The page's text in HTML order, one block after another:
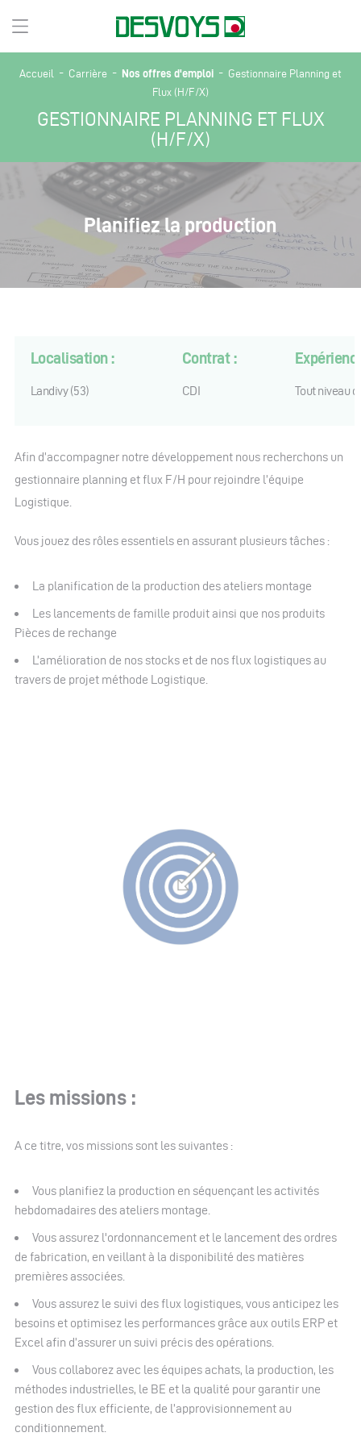
Accueil - Carrière - Nos offres d'emploi - Gestionnaire Planning et
Flux (H/F/X)
GESTIONNAIRE PLANNING ET FLUX
(H/F/X)
Planifiez la production
Localisation :
Landivy (53)
Contrat :
CDI Tout niveau
Afin d’accompagner notre développement nous recherchons un
gestionnaire planning et flux F/H pour rejoindre l’équipe
Logistique.
Vous jouez des rôles essentiels en assurant plusieurs tâches :
La planification de la production des ateliers montage
Les lancements de famille produit ainsi que nos produits
Pièces de rechange
L’amélioration de nos stocks et de nos flux logistiques au
travers de projet méthode Logistique.
Les missions :
A ce titre, vos missions sont les suivantes :
Vous planifiez la production en séquençant les activités
hebdomadaires des ateliers montage.
Vous assurez l'ordonnancement et le lancement des ordres
de fabrication, en veillant à la disponibilité des matières
premières associées.
Vous assurez le suivi des flux logistiques, vous anticipez les
besoins et optimisez les performances grâce aux outils ERP et
Excel afin d’assurer un suivi précis des opérations.
Vous collaborez avec les équipes achats, la production, les
méthodes industrielles, le BE et la qualité pour garantir une
gestion des flux efficiente, de l’approvisionnement au
conditionnement.